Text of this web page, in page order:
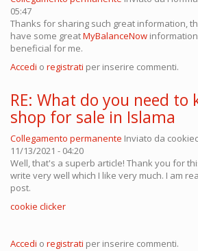
05:47
Thanks for sharing such great information,
have some greatMyBalanceNow
beneficial for me.
Accedi o registrati per inserire commenti.
RE: What do you need to
shop for sale in Islama
Collegamento permanente Inviato da
11/13/2021 - 04:20
Well, that's a superb article! Thank you for
write very well which I like very much. I am
post.
cookie clicker
Accedi o registrati per inserire commenti.